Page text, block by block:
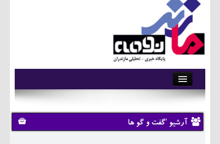
آرشیو
تماس با ما
وبلاگ
آرشیو 'گفت و گو ها